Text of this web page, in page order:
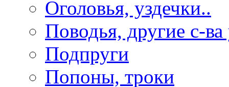
Оголовья, уздечки..
Поводья, другие с-
Подпруги
Попоны, троки